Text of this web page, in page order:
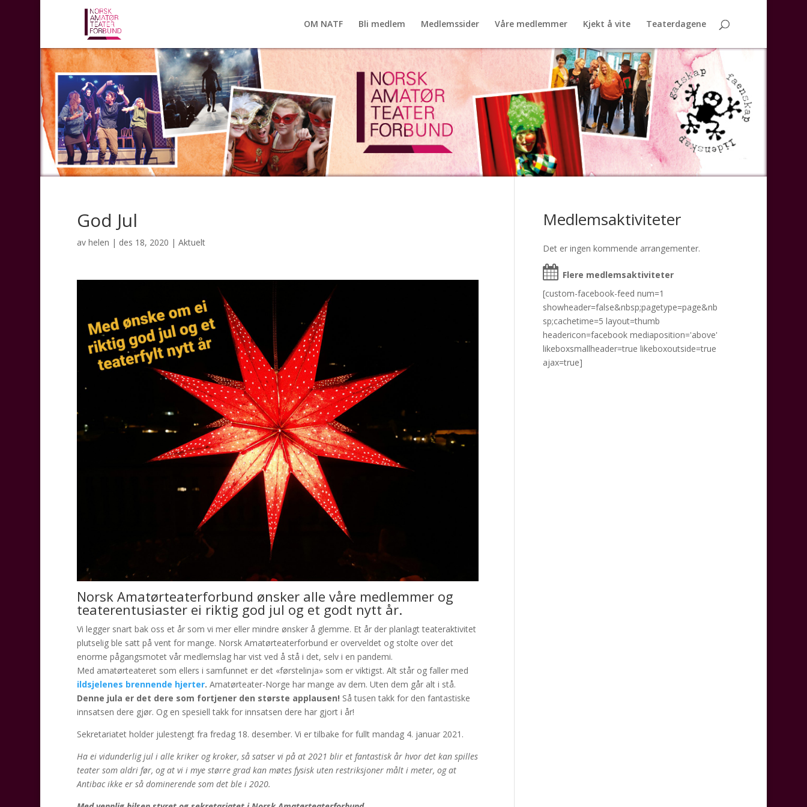
OM NATF Bli medlem Medlemssider Våre medlemmer Kjekt å vite Teaterdagene
God Jul
av helen | des 18, 2020 | Aktuelt
Norsk Amatørteaterforbund ønsker alle våre medlemmer og
teaterentusiaster ei riktig god jul og et godt nytt år.
Vi legger snart bak oss et år som vi mer eller mindre ønsker å glemme. Et år der planlagt teateraktivitet
plutselig ble satt på vent for mange. Norsk Amatørteaterforbund er overveldet og stolte over det
enorme pågangsmotet vår medlemslag har vist ved å stå i det, selv i en pandemi.
Med amatørteateret som ellers i samfunnet er det «førstelinja» som er viktigst. Alt står og faller med
ildsjelenes brennende hjerter. Amatørteater-Norge har mange av dem. Uten dem går alt i stå.
Denne jula er det dere som fortjener den største applausen! Så tusen takk for den fantastiske
innsatsen dere gjør. Og en spesiell takk for innsatsen dere har gjort i år!
Sekretariatet holder julestengt fra fredag 18. desember. Vi er tilbake for fullt mandag 4. januar 2021.
Ha ei vidunderlig jul i alle kriker og kroker, så satser vi på at 2021 blir et fantastisk år hvor det kan spilles
teater som aldri før, og at vi i mye større grad kan møtes fysisk uten restriksjoner målt i meter, og at
Antibac ikke er så dominerende som det ble i 2020.
Medlemsaktiviteter
Det er ingen kommende arrangementer.
Flere medlemsaktiviteter
[custom-facebook-feed num=1
showheader=false&nbsp;pagetype=page&nb
sp;cachetime=5 layout=thumb
headericon=facebook mediaposition='above'
likeboxsmallheader=true likeboxoutside=true
ajax=true]